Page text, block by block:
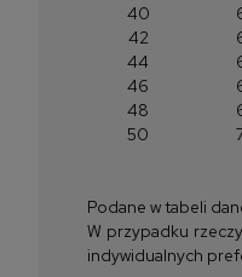
40
42
44
46
48
50
Podane w tabeli
W przypadku
indywidualnych